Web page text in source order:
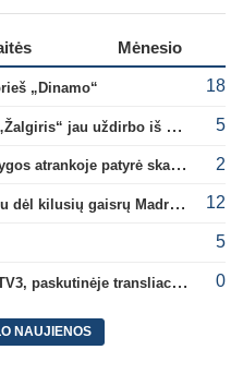
Mėnesio
„Dinamo“ 18
A. Tapinas atskleidė, kiek tiksliai „Žalgiris“ jau uždirbo iš UEFA premijų 5
V. Dambrausko ekipa Čempionų lygos atrankoje patyrė skaudžią nesėkmę 2
L. Messi pasižymėjo kilniu poelgiu dėl kilusių gaisrų Madride 12
5
Dvikovas su „Hajduk“ transliuos TV3, paskutinėje transliacijoje – nauji rekordai 0
NAUJIENOS